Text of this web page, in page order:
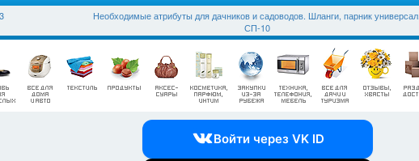
Необходимые атрибуты для дачников и садоводов. Шланги, парник универсал.
СП-10
Войти через VK ID